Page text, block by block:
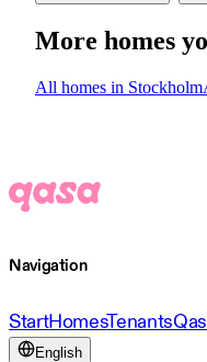
More homes
All homes in Stockholm
Navigation
StartHomesTenants
English